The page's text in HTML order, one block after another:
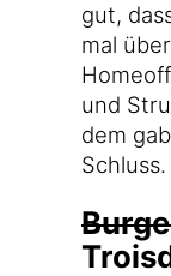
gut,
mal
und
dem
Schluss.